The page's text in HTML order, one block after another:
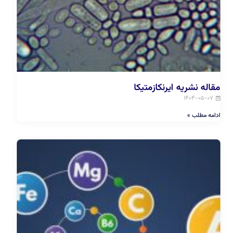
مقاله نشریه ایرنکازمتیکا
۱۴۰۴-۰۵-۰۷
ادامه مطلب »